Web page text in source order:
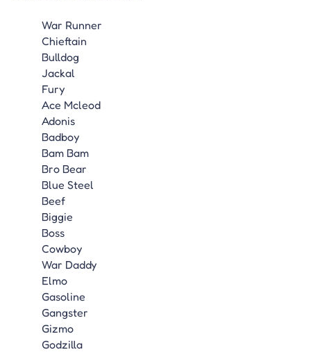
War Runner
Chieftain
Bulldog
Jackal
Fury
Ace Mcleod
Adonis
Badboy
Bam Bam
Bro Bear
Blue Steel
Beef
Biggie
Boss
Cowboy
War Daddy
Elmo
Gasoline
Gangster
Gizmo
Godzilla